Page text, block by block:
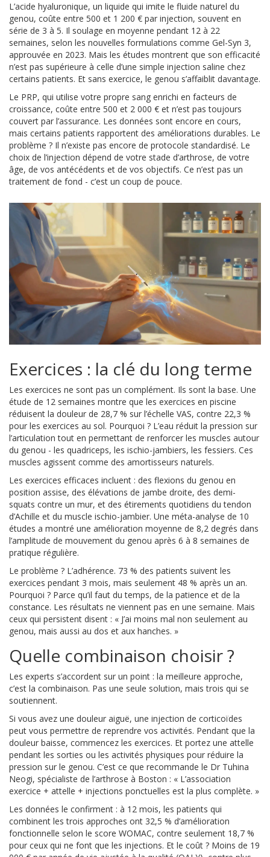
L’acide hyaluronique, un liquide qui imite le fluide naturel du
genou, coûte entre 500 et 1 200 € par injection, souvent en
série de 3 à 5. Il soulage en moyenne pendant 12 à 22
semaines, selon les nouvelles formulations comme Gel-Syn 3,
approuvée en 2023. Mais les études montrent que son efficacité
n’est pas supérieure à celle d’une simple injection saline chez
certains patients. Et sans exercice, le genou s’affaiblit davantage.
Le PRP, qui utilise votre propre sang enrichi en facteurs de
croissance, coûte entre 500 et 2 000 € et n’est pas toujours
couvert par l’assurance. Les données sont encore en cours,
mais certains patients rapportent des améliorations durables. Le
problème ? Il n’existe pas encore de protocole standardisé. Le
choix de l’injection dépend de votre stade d’arthrose, de votre
âge, de vos antécédents et de vos objectifs. Ce n’est pas un
traitement de fond - c’est un coup de pouce.
Exercices : la clé du long terme
Les exercices ne sont pas un complément. Ils sont la base. Une
étude de 12 semaines montre que les exercices en piscine
réduisent la douleur de 28,7 % sur l’échelle VAS, contre 22,3 %
pour les exercices au sol. Pourquoi ? L’eau réduit la pression sur
l’articulation tout en permettant de renforcer les muscles autour
du genou - les quadriceps, les ischio-jambiers, les fessiers. Ces
muscles agissent comme des amortisseurs naturels.
Les exercices efficaces incluent : des flexions du genou en
position assise, des élévations de jambe droite, des demi-
squats contre un mur, et des étirements quotidiens du tendon
d’Achille et du muscle ischio-jambier. Une méta-analyse de 10
études a montré une amélioration moyenne de 8,2 degrés dans
l’amplitude de mouvement du genou après 6 à 8 semaines de
pratique régulière.
Le problème ? L’adhérence. 73 % des patients suivent les
exercices pendant 3 mois, mais seulement 48 % après un an.
Pourquoi ? Parce qu’il faut du temps, de la patience et de la
constance. Les résultats ne viennent pas en une semaine. Mais
ceux qui persistent disent : « J’ai moins mal non seulement au
genou, mais aussi au dos et aux hanches. »
Quelle combinaison choisir ?
Les experts s’accordent sur un point : la meilleure approche,
c’est la combinaison. Pas une seule solution, mais trois qui se
soutiennent.
Si vous avez une douleur aiguë, une injection de corticoïdes
peut vous permettre de reprendre vos activités. Pendant que la
douleur baisse, commencez les exercices. Et portez une attelle
pendant les sorties ou les activités physiques pour réduire la
pression sur le genou. C’est ce que recommande le Dr Tuhina
Neogi, spécialiste de l’arthrose à Boston : « L’association
exercice + attelle + injections ponctuelles est la plus complète. »
Les données le confirment : à 12 mois, les patients qui
combinent les trois approches ont 32,5 % d’amélioration
fonctionnelle selon le score WOMAC, contre seulement 18,7 %
pour ceux qui ne font que les injections. Et le coût ? Moins de 19